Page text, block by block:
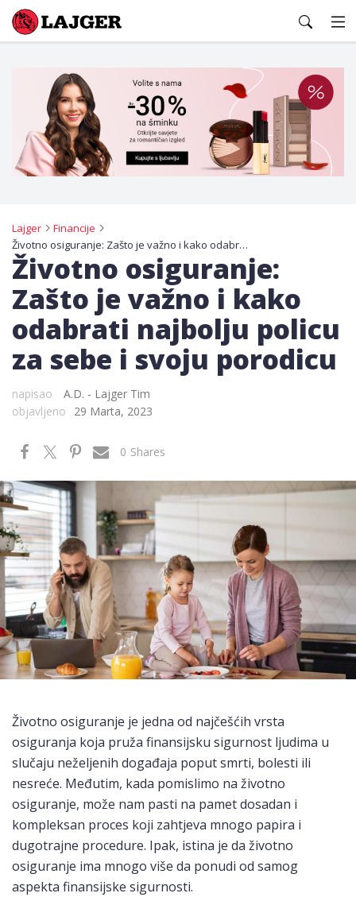
Lajger
Lajger
Financije
Životno osiguranje: Zašto je važno i kako odabrati najbolju policu za sebe i svoju porodicu
Životno osiguranje:
Zašto je važno i kako
odabrati najbolju policu
za sebe i svoju porodicu
napisao
A.D. - Lajger Tim
objavljeno
29 Marta, 2023
Shares
0
Životno osiguranje je jedna od najčešćih vrsta
osiguranja koja pruža finansijsku sigurnost ljudima u
slučaju neželjenih događaja poput smrti, bolesti ili
nesreće. Međutim, kada pomislimo na životno
osiguranje, može nam pasti na pamet dosadan i
kompleksan proces koji zahtjeva mnogo papira i
dugotrajne procedure. Ipak, istina je da životno
osiguranje ima mnogo više da ponudi od samog
aspekta finansijske sigurnosti.